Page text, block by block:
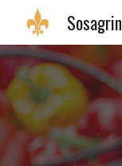
Sosagrin